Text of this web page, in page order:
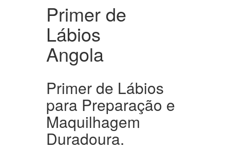
Primer de
Lábios
Angola
Primer de Lábios
para Preparação e
Maquilhagem
Duradoura.